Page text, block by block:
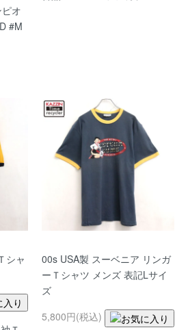
オ
#M
シャ
00s USA製 スーベニア リンガ
ーＴシャツ メンズ 表記Lサイ
ズ
5,800円(税込)